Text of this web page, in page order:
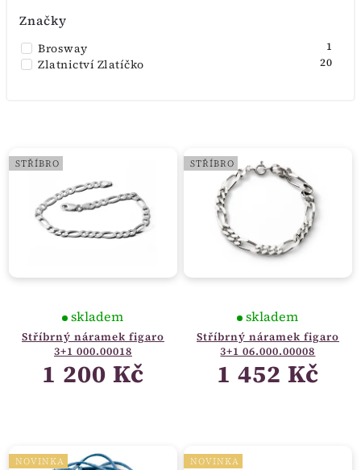
Značky
Brosway 1
Zlatnictví Zlatíčko 20
STŘÍBRO
Stříbrný náramek figaro
3+1 000.00018
skladem
1 200 Kč
STŘÍBRO
Stříbrný náramek figaro
3+1 06.000.00008
skladem
1 452 Kč
NOVINKA
NOVINKA